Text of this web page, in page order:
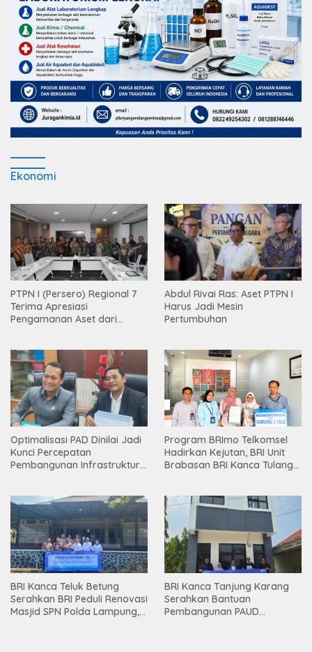
Ekonomi
PTPN I (Persero) Regional 7
Terima Apresiasi
Pengamanan Aset dari
Abdul Rivai Ras: Aset PTPN I
Harus Jadi Mesin
Pertumbuhan
Optimalisasi PAD Dinilai Jadi
Kunci Percepatan
Pembangunan Infrastruktur
Program BRImo Telkomsel
Hadirkan Kejutan, BRI Unit
Brabasan BRI Kanca Tulang
Mesuji
BRI Kanca Teluk Betung
Serahkan BRI Peduli Renovasi
Masjid SPN Polda Lampung,
BRI Kanca Tanjung Karang
Serahkan Bantuan
Pembangunan PAUD